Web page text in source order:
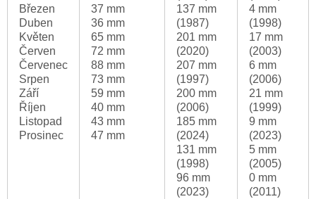
Březen
Duben
Květen
Červen
Červenec
Srpen
Září
Říjen
Listopad
Prosinec
37 mm
36 mm
65 mm
72 mm
88 mm
73 mm
59 mm
40 mm
43 mm
47 mm
137 mm
(1987)
201 mm
(2020)
207 mm
(1997)
200 mm
(2006)
185 mm
(2024)
131 mm
(1998)
96 mm
(2023)
4 mm
(1998)
17 mm
(2003)
6 mm
(2006)
21 mm
(1999)
9 mm
(2023)
5 mm
(2005)
0 mm
(2011)